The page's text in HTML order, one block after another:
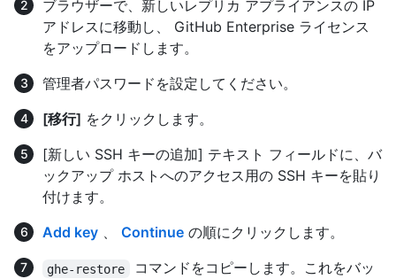
ブラウザーで、新しいレプリカ アプライアンスの IP
アドレスに移動し、 GitHub Enterprise ライセンス
をアップロードします。
管理者パスワードを設定してください。
[移行] をクリックします。
[新しい SSH キーの追加] テキスト フィールドに、バ
ックアップ ホストへのアクセス用の SSH キーを貼り
付けます。
Add key 、 Continue の順にクリックします。
ghe-restore
コマンドをコピーします。これをバッ